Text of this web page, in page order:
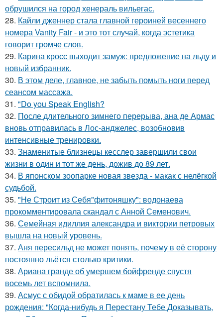
обрушился на город хенераль вильегас.
28. Кайли дженнер стала главной героиней весеннего
номера Vanity Fair - и это тот случай, когда эстетика
говорит громче слов.
29. Карина кросс выходит замуж: предложение на льду и
новый избранник.
30. В этом деле, главное, не забыть помыть ноги перед
сеансом массажа.
31. "Do you Speak English?
32. После длительного зимнего перерыва, ана де Армас
вновь отправилась в Лос-анджелес, возобновив
интенсивные тренировки.
33. Знаменитые близнецы кесслер завершили свои
жизни в один и тот же день, дожив до 89 лет.
34. В японском зоопарке новая звезда - макак с нелёгкой
судьбой.
35. "Не Строит из Себя"фитоняшку": водонаева
прокомментировала скандал с Анной Семенович.
36. Семейная идиллия александра и виктории петровых
вышла на новый уровень.
37. Аня пересильд не может понять, почему в её сторону
постоянно льётся столько критики.
38. Ариана гранде об умершем бойфренде спустя
восемь лет вспомнила.
39. Асмус с обидой обратилась к маме в ее день
рождения: "Когда-нибудь я Перестану Тебе Доказывать,